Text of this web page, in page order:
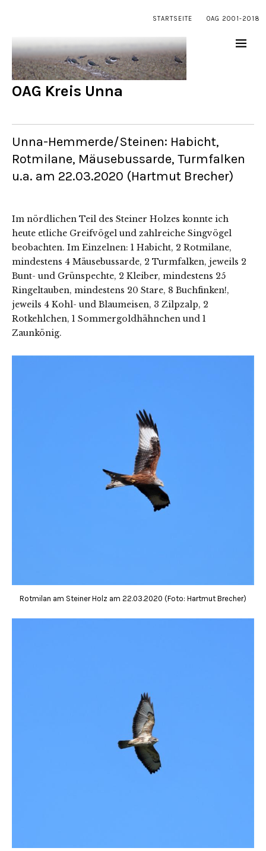
STARTSEITE OAG 2001-2018
OAG Kreis Unna
Unna-Hemmerde/Steinen: Habicht,
Rotmilane, Mäusebussarde, Turmfalken
u.a. am 22.03.2020 (Hartmut Brecher)
Im nördlichen Teil des Steiner Holzes konnte ich
heute etliche Greifvögel und zahlreiche Singvögel
beobachten. Im Einzelnen: 1 Habicht, 2 Rotmilane,
mindestens 4 Mäusebussarde, 2 Turmfalken, jeweils 2
Bunt- und Grünspechte, 2 Kleiber, mindestens 25
Ringeltauben, mindestens 20 Stare, 8 Buchfinken!,
jeweils 4 Kohl- und Blaumeisen, 3 Zilpzalp, 2
Rotkehlchen, 1 Sommergoldhähnchen und 1
Zaunkönig.
Rotmilan am Steiner Holz am 22.03.2020 (Foto: Hartmut Brecher)